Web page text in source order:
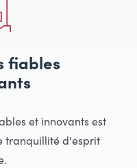
fiables
et innovants est
tranquillité d'esprit